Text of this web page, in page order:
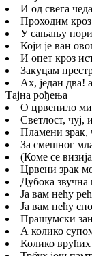
И од свега
Проходим кроз
У сањању
Који је ван
И опет кроз
Закуцам
Ах, један два!
Тајна рођења
О црвенило ми
Светлост, чуј,
Пламени зрак,
За смешног
(Коме се
Црвени зрак
Дубока звучна
Ја вам нећу
Ја вам нећу
Прашумски
А колико
Колико врућих